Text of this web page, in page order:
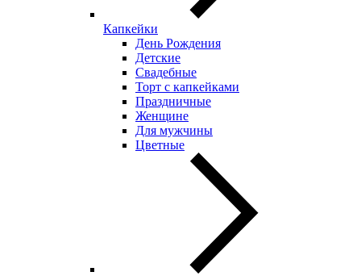
Капкейки
День Рождения
Детские
Свадебные
Торт с капкейками
Праздничные
Женщине
Для мужчины
Цветные